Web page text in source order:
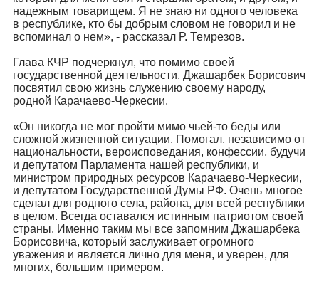
надежным товарищем. Я не знаю ни одного человека
в республике, кто бы добрым словом не говорил и не
вспоминал о нем», - рассказал Р. Темрезов.
Глава КЧР подчеркнул, что помимо своей
государственной деятельности, Джашарбек Борисович
посвятил свою жизнь служению своему народу,
родной Карачаево-Черкесии.
«Он никогда не мог пройти мимо чьей-то беды или
сложной жизненной ситуации. Помогал, независимо от
национальности, вероисповедания, конфессии, будучи
и депутатом Парламента нашей республики, и
министром природных ресурсов Карачаево-Черкесии,
и депутатом Государственной Думы РФ. Очень многое
сделал для родного села, района, для всей республики
в целом. Всегда оставался истинным патриотом своей
страны. Именно таким мы все запомним Джашарбека
Борисовича, который заслуживает огромного
уважения и является лично для меня, и уверен, для
многих, большим примером.